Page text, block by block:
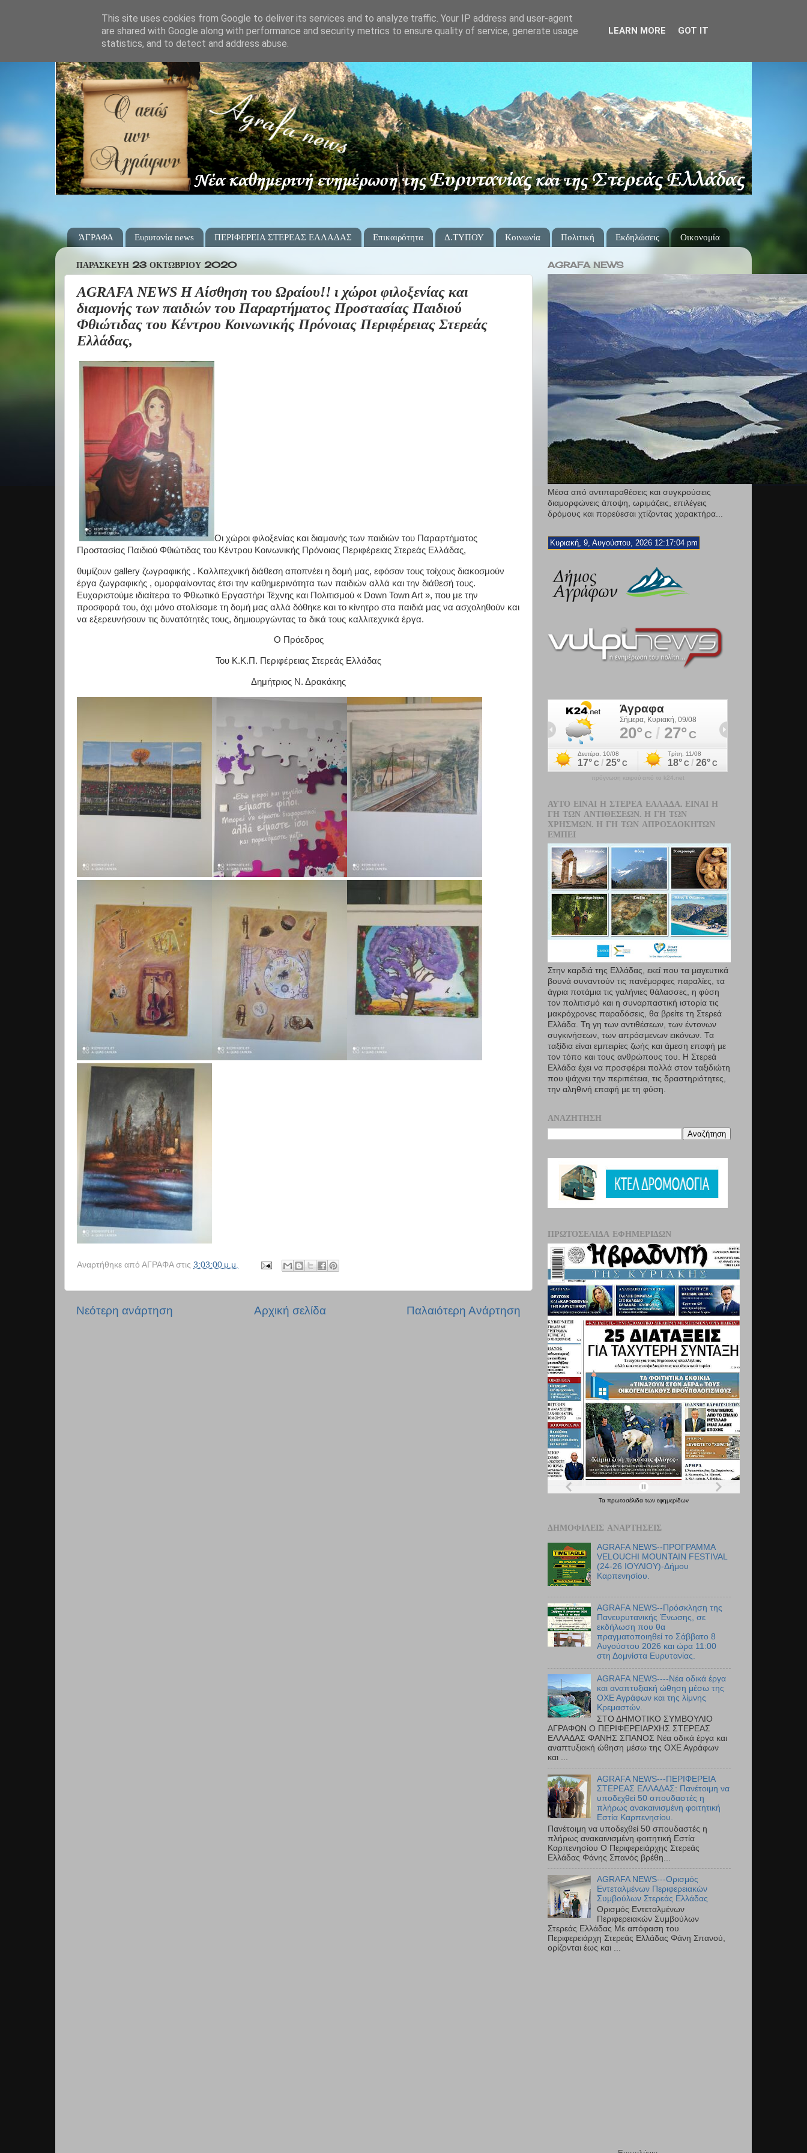
ΆΓΡΑΦΑ Ευρυτανία news ΠΕΡΙΦΕΡΕΙΑ ΣΤΕΡΕΑΣ ΕΛΛΑΔΑΣ Επικαιρότητα Δ.ΤΥΠΟΥ Κοινωνία Πολιτική Εκδηλώσεις Οικονομία
ΠΑΡΑΣΚΕΥΉ 23 ΟΚΤΩΒΡΊΟΥ 2020
AGRAFA NEWS Η Αίσθηση του Ωραίου!! ι χώροι φιλοξενίας και
διαμονής των παιδιών του Παραρτήματος Προστασίας Παιδιού
Φθιώτιδας του Κέντρου Κοινωνικής Πρόνοιας Περιφέρειας Στερεάς
Ελλάδας,
Οι χώροι φιλοξενίας και διαμονής των παιδιών του Παραρτήματος
Προστασίας Παιδιού Φθιώτιδας του Κέντρου Κοινωνικής Πρόνοιας Περιφέρειας Στερεάς Ελλάδας,
θυμίζουν gallery ζωγραφικής . Καλλιτεχνική διάθεση αποπνέει η δομή μας, εφόσον τους τοίχους διακοσμούν
έργα ζωγραφικής , ομορφαίνοντας έτσι την καθημερινότητα των παιδιών αλλά και την διάθεσή τους.
Ευχαριστούμε ιδιαίτερα το Φθιωτικό Εργαστήρι Τέχνης και Πολιτισμού « Down Town Art », που με την
προσφορά του, όχι μόνο στολίσαμε τη δομή μας αλλά δόθηκε και το κίνητρο στα παιδιά μας να ασχοληθούν και
να εξερευνήσουν τις δυνατότητές τους, δημιουργώντας τα δικά τους καλλιτεχνικά έργα.
Ο Πρόεδρος
Του Κ.Κ.Π. Περιφέρειας Στερεάς Ελλάδας
Δημήτριος Ν. Δρακάκης
Αναρτήθηκε από ΑΓΡΑΦΑ στις 3:03:00 μ.μ.
Νεότερη ανάρτηση Παλαιότερη Ανάρτηση
Αρχική σελίδα
AGRAFA NEWS
Μέσα από αντιπαραθέσεις και συγκρούσεις
διαμορφώνεις άποψη, ωριμάζεις, επιλέγεις
δρόμους και πορεύεσαι χτίζοντας χαρακτήρα...
Κυριακή, 9, Αυγούστου, 2026 12:17:06 pm
πρόγνωση καιρού από το k24.net
ΑΥΤΌ ΕΊΝΑΙ Η ΣΤΕΡΕΆ ΕΛΛΆΔΑ. ΕΊΝΑΙ Η
ΓΗ ΤΩΝ ΑΝΤΙΘΈΣΕΩΝ. Η ΓΗ ΤΩΝ
ΧΡΗΣΜΏΝ. Η ΓΗ ΤΩΝ ΑΠΡΟΣΔΌΚΗΤΩΝ
ΕΜΠΕΙ
Στην καρδιά της Ελλάδας, εκεί που τα µαγευτικά
βουνά συναντούν τις πανέμορφες παραλίες, τα
άγρια ποτάμια τις γαλήνιες θάλασσες, η φύση
τον πολιτισμό και η συναρπαστική ιστορία τις
μακρόχρονες παραδόσεις, θα βρείτε τη Στερεά
Ελλάδα. Τη γη των αντιθέσεων, των έντονων
συγκινήσεων, των απρόσμενων εικόνων. Τα
ταξίδια είναι εμπειρίες ζωής και άμεση επαφή µε
τον τόπο και τους ανθρώπους του. Η Στερεά
Ελλάδα έχει να προσφέρει πολλά στον ταξιδιώτη
που ψάχνει την περιπέτεια, τις δραστηριότητες,
την αληθινή επαφή µε τη φύση.
ΑΝΑΖΉΤΗΣΗ
ΠΡΩΤΟΣΈΛΙΔΑ ΕΦΗΜΕΡΊΔΩΝ
Τα πρωτοσέλιδα των εφημερίδων
ΔΗΜΟΦΙΛΕΊΣ ΑΝΑΡΤΉΣΕΙΣ
AGRAFA NEWS--ΠΡΟΓΡΑΜΜΑ
VELOUCHI MOUNTAIN FESTIVAL
(24-26 ΙΟΥΛΙΟΥ)-Δήμου
Καρπενησίου.
AGRAFA NEWS--Πρόσκληση της
Πανευρυτανικής Ένωσης, σε
εκδήλωση που θα
πραγματοποιηθεί το Σάββατο 8
Αυγούστου 2026 και ώρα 11:00
στη Δομνίστα Ευρυτανίας.
AGRAFA NEWS----Νέα οδικά έργα
και αναπτυξιακή ώθηση μέσω της
ΟΧΕ Αγράφων και της λίμνης
Κρεμαστών.
ΣΤΟ ΔΗΜΟΤΙΚΟ ΣΥΜΒΟΥΛΙΟ
ΑΓΡΑΦΩΝ Ο ΠΕΡΙΦΕΡΕΙΑΡΧΗΣ ΣΤΕΡΕΑΣ
ΕΛΛΑΔΑΣ ΦΑΝΗΣ ΣΠΑΝΟΣ Νέα οδικά έργα και
αναπτυξιακή ώθηση μέσω της ΟΧΕ Αγράφων
και ...
AGRAFA NEWS---ΠΕΡΙΦΕΡΕΙΑ
ΣΤΕΡΕΑΣ ΕΛΛΑΔΑΣ: Πανέτοιμη να
υποδεχθεί 50 σπουδαστές η
πλήρως ανακαινισμένη φοιτητική
Εστία Καρπενησίου.
Πανέτοιμη να υποδεχθεί 50 σπουδαστές η
πλήρως ανακαινισμένη φοιτητική Εστία
Καρπενησίου Ο Περιφερειάρχης Στερεάς
Ελλάδας Φάνης Σπανός βρέθη...
AGRAFA NEWS---Ορισμός
Εντεταλμένων Περιφερειακών
Συμβούλων Στερεάς Ελλάδας
Ορισμός Εντεταλμένων
Περιφερειακών Συμβούλων
Στερεάς Ελλάδας Με απόφαση του
Περιφερειάρχη Στερεάς Ελλάδας Φάνη Σπανού,
ορίζονται έως και ...
This site uses cookies from Google to deliver its services and to analyze traffic. Your IP address and user-agent
are shared with Google along with performance and security metrics to ensure quality of service, generate usage
statistics, and to detect and address abuse.
LEARN MORE GOT IT